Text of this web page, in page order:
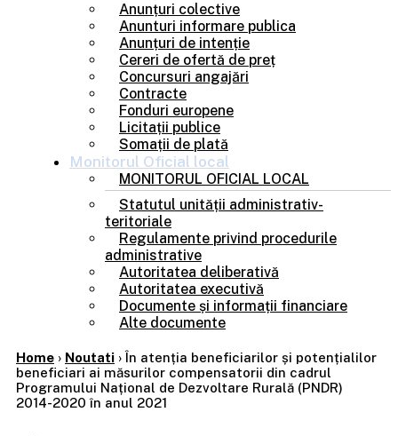
Anunțuri colective
Anunturi informare publica
Anunțuri de intenție
Cereri de ofertă de preț
Concursuri angajări
Contracte
Fonduri europene
Licitații publice
Somații de plată
Monitorul Oficial local
MONITORUL OFICIAL LOCAL
Statutul unității administrativ-
teritoriale
Regulamente privind procedurile
administrative
Autoritatea deliberativă
Autoritatea executivă
Documente și informații financiare
Alte documente
Home › Noutati › În atenția beneficiarilor și potențialilor
beneficiari ai măsurilor compensatorii din cadrul
Programului Național de Dezvoltare Rurală (PNDR)
2014-2020 în anul 2021